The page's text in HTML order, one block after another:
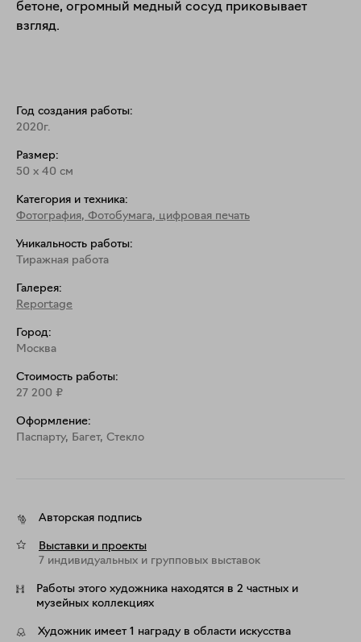
бетоне, огромный медный сосуд приковывает
взгляд.
Год создания работы:
2020г.
Размер:
50 x 40 см
Категория и техника:
Фотография, Фотобумага, цифровая печать
Уникальность работы:
Тиражная работа
Галерея:
Reportage
Город:
Москва
Стоимость работы:
27 200 ₽
Оформление:
Паспарту, Багет, Стекло
Авторская подпись
Выставки и проекты
7 индивидуальных и групповых выставок
Работы этого художника находятся в 2 частных и
музейных коллекциях
Художник имеет 1 награду в области искусства